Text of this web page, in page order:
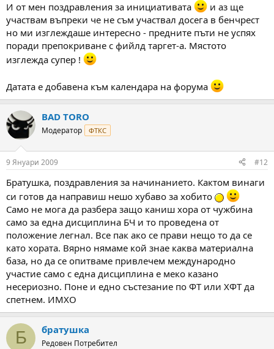
И от мен поздравления за инициативата
и аз ще
участвам въпреки че не съм участвал досега в бенчрест
но ми изглеждаше интересно - предните пъти не успях
поради препокриване с фийлд таргет-а. Мястото
изглежда супер !
Датата е добавена към календара на форума
BAD TORO
Модератор ФТКС
9 Януари 2009 #12
Братушка, поздравления за начинанието. Кактом винаги
си готов да направиш нешо хубаво за хобито
Само не мога да разбера защо каниш хора от чужбина
само за една дисциплина БЧ и то проведена от
положение легнал. Все пак ако се прави нещо то да се
като хората. Вярно нямаме кой знае каква материална
база, но да се опитваме привлечем международно
участие само с една дисциплина е меко казано
несериозно. Поне и едно състезание по ФТ или ХФТ да
спетнем. ИМХО
Б братушка
Редовен Потребител